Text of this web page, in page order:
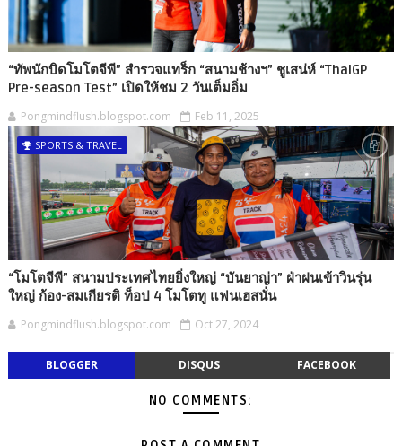
“ทัพนักบิดโมโตจีพี” สำรวจแทร็ก “สนามช้างฯ” ชูเสน่ห์ “ThaiGP
Pre-season Test” เปิดให้ชม 2 วันเต็มอิ่ม
Pongmindflush.blogspot.com Feb 11, 2025
SPORTS & TRAVEL
“โมโตจีพี” สนามประเทศไทยยิ่งใหญ่ “บันยาญ่า” ฝ่าฝนเข้าวินรุ่น
ใหญ่ ก้อง-สมเกียรติ ท็อป 4 โมโตทู แฟนเฮสนั่น
Pongmindflush.blogspot.com Oct 27, 2024
BLOGGER DISQUS FACEBOOK
NO COMMENTS: